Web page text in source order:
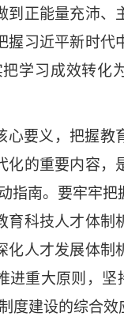
到正能量充沛、
习近平新时代
学习成效转化
心要义，把握教
化的重要内容，
指南。要牢牢把
育科技人才体制
人才发展体制
进重大原则，坚
度建设的综合效